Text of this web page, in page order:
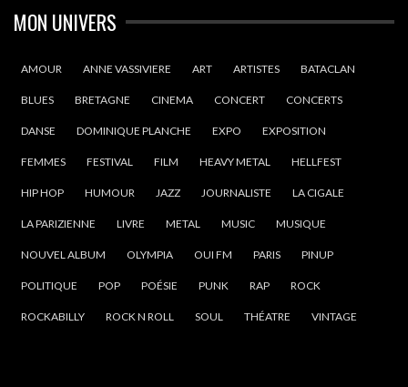
MON UNIVERS
AMOUR ANNE VASSIVIERE ART ARTISTES BATACLAN
BLUES BRETAGNE CINEMA CONCERT CONCERTS
DANSE DOMINIQUE PLANCHE EXPO EXPOSITION
FEMMES FESTIVAL FILM HEAVY METAL HELLFEST
HIP HOP HUMOUR JAZZ JOURNALISTE LA CIGALE
LA PARIZIENNE LIVRE METAL MUSIC MUSIQUE
NOUVEL ALBUM OLYMPIA OUI FM PARIS PINUP
POLITIQUE POP POÉSIE PUNK RAP ROCK
ROCKABILLY ROCK N ROLL SOUL THÉATRE VINTAGE